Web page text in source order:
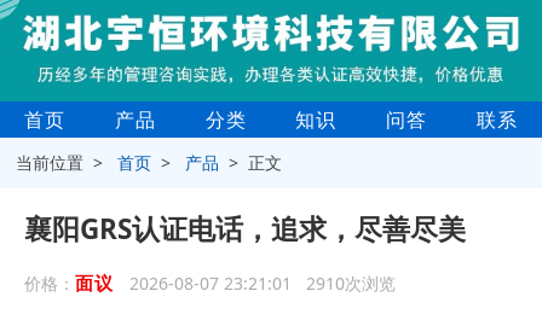
首页 产品 分类 知识 问答 联系
当前位置 >首页 > 产品 > 正文
襄阳GRS认证电话，追求，尽善尽美
价格： 面议 2026-08-07 23:21:01 2910次浏览